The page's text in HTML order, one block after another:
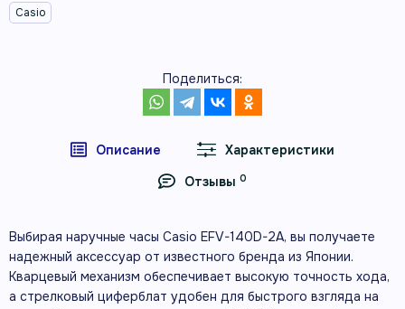
Casio
Поделиться:
Описание
Характеристики
Отзывы 0
Выбирая наручные часы Casio EFV-140D-2A, вы получаете
надежный аксессуар от известного бренда из Японии.
Кварцевый механизм обеспечивает высокую точность хода,
а стрелковый циферблат удобен для быстрого взгляда на